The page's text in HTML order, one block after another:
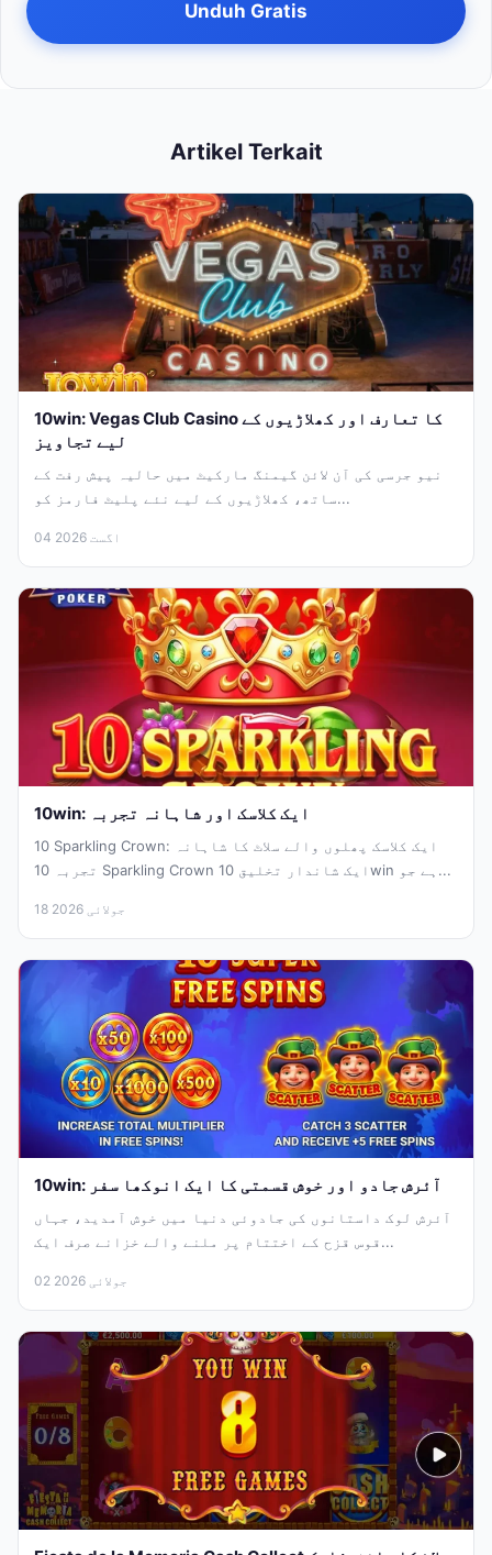
Unduh Gratis
Artikel Terkait
10win: Vegas Club Casino کا تعارف اور کھلاڑیوں کے
لیے تجاویز
نیو جرسی کی آن لائن گیمنگ مارکیٹ میں حالیہ پیش رفت کے
ساتھ، کھلاڑیوں کے لیے نئے پلیٹ فارمز کو...
04 اگست 2026
10win: ایک کلاسک اور شاہانہ تجربہ
10 Sparkling Crown: ایک کلاسک پھلوں والے سلاٹ کا شاہانہ
تجربہ 10 Sparkling Crown ایک شاندار تخلیق 10win ہے جو...
18 جولائی 2026
10win: آئرش جادو اور خوش قسمتی کا ایک انوکھا سفر
آئرش لوک داستانوں کی جادوئی دنیا میں خوش آمدید، جہاں
قوس قزح کے اختتام پر ملنے والے خزانے صرف ایک...
02 جولائی 2026